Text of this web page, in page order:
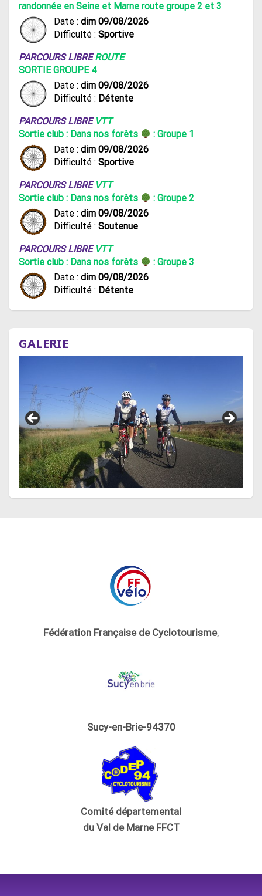
randonnée en Seine et Marne route groupe 2 et 3
Date : dim 09/08/2026
Difficulté : Sportive
PARCOURS LIBREROUTE
SORTIE GROUPE 4
Date : dim 09/08/2026
Difficulté : Détente
PARCOURS LIBRE VTT
Sortie club : Dans nos forêts
: Groupe 1
Date : dim 09/08/2026
Difficulté : Sportive
PARCOURS LIBRE VTT
Sortie club : Dans nos forêts
: Groupe 2
Date : dim 09/08/2026
Difficulté : Soutenue
PARCOURS LIBRE VTT
Sortie club : Dans nos forêts
: Groupe 3
Date : dim 09/08/2026
Difficulté : Détente
GALERIE
Fédération Française de Cyclotourisme,
Sucy-en-Brie-94370
Comité départemental
du Val de Marne FFCT